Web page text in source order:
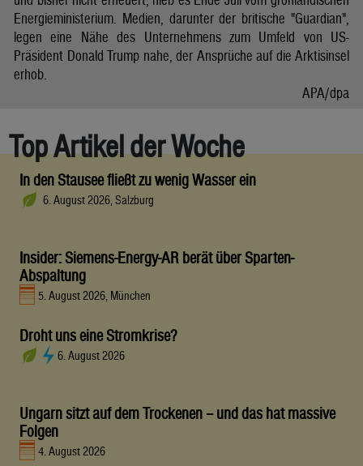
Energieministerium. Medien, darunter der britische "Guardian",
legen eine Nähe des Unternehmens zum Umfeld von US-
Präsident Donald Trump nahe, der Ansprüche auf die Arktisinsel
erhob.
APA/dpa
Top Artikel der Woche
In den Stausee fließt zu wenig Wasser ein
6. August 2026, Salzburg
Insider: Siemens-Energy-AR berät über Sparten-
Abspaltung
5. August 2026, München
Droht uns eine Stromkrise?
6. August 2026
Ungarn sitzt auf dem Trockenen – und das hat massive
Folgen
4. August 2026